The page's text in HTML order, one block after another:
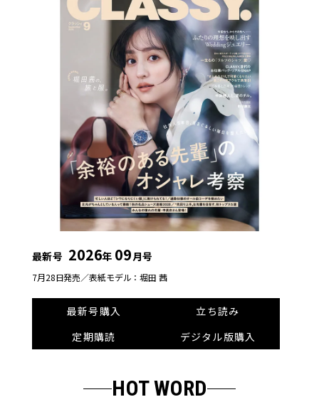
最新号 2026年 09月号
7月28日発売／表紙モデル：堀田 茜
最新号購入
立ち読み
定期購読
デジタル版購入
HOT WORD